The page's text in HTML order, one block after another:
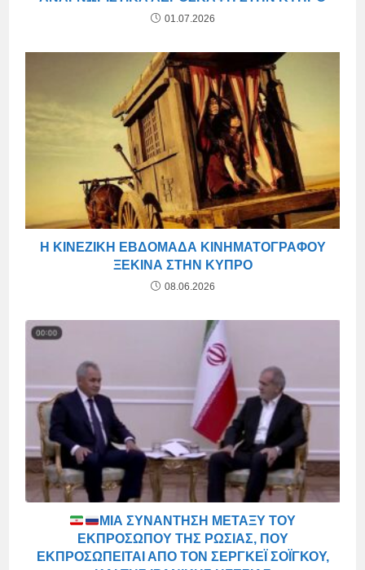
01.07.2026
Η ΚΙΝΕΖΙΚΉ ΕΒΔΟΜΆΔΑ ΚΙΝΗΜΑΤΟΓΡΆΦΟΥ
ΞΕΚΙΝΆ ΣΤΗΝ ΚΎΠΡΟ
08.06.2026
ΜΙΑ ΣΥΝΆΝΤΗΣΗ ΜΕΤΑΞΎ ΤΟΥ
ΕΚΠΡΟΣΏΠΟΥ ΤΗΣ ΡΩΣΊΑΣ, ΠΟΥ
ΕΚΠΡΟΣΩΠΕΊΤΑΙ ΑΠΌ ΤΟΝ ΣΕΡΓΚΈΙ ΣΌΙΓΚΟΥ,